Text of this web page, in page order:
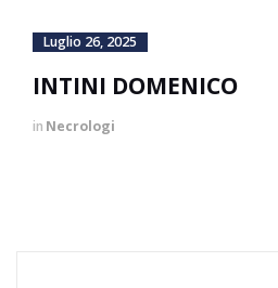
Luglio 26, 2025
INTINI DOMENICO
in Necrologi